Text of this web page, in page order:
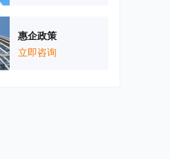
惠企政策
立即咨询